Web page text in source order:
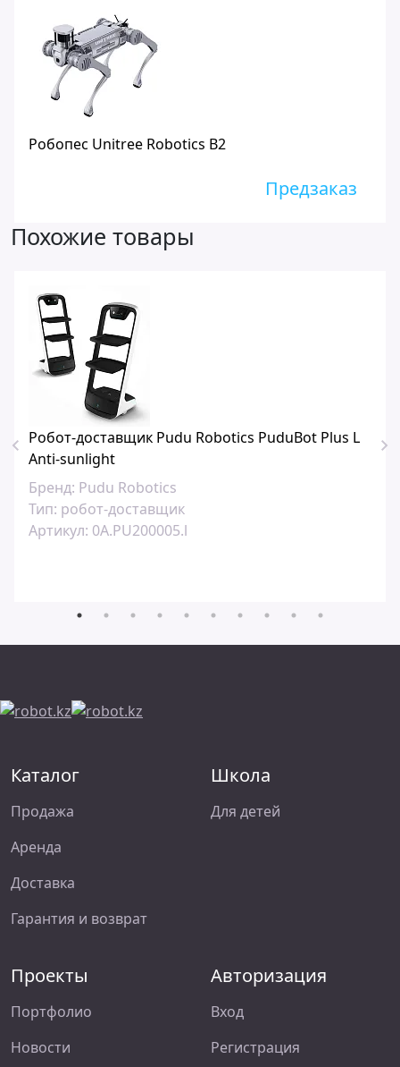
Робопес Unitree Robotics B2
Предзаказ
Похожие товары
Робот-доставщик Pudu Robotics PuduBot Plus L
Anti-sunlight
Бренд: Pudu Robotics
Тип: робот-доставщик
Артикул: 0A.PU200005.l
Каталог
Продажа
Аренда
Доставка
Гарантия и возврат
Школа
Для детей
Проекты
Портфолио
Новости
Авторизация
Вход
Регистрация